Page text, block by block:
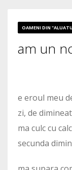
OAMENI DIN
am un
e eroul meu
zi, de
ma culc cu
secunda